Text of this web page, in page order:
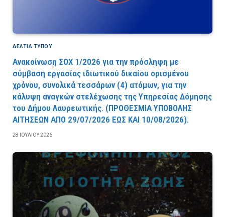
ΔΕΛΤΙΑ ΤΥΠΟΥ
Ανακοίνωση ΣΟΧ 1/2026 για την πρόσληψη με
σύμβαση εργασίας ιδιωτικού δικαίου ορισμένου
χρόνου, συνολικά τεσσάρων (4) ατόμων, για την
κάλυψη αναγκών στελέχωσης της Υπηρεσίας Δόμησης
του Δήμου Λαυρεωτικής. (ΠPOΘEΣMIA YΠOBOΛHΣ
AITHΣEΩN AΠO 29/07/2026 EΩΣ KAI 10/08/2026).
28 ΙΟΥΛΊΟΥ 2026